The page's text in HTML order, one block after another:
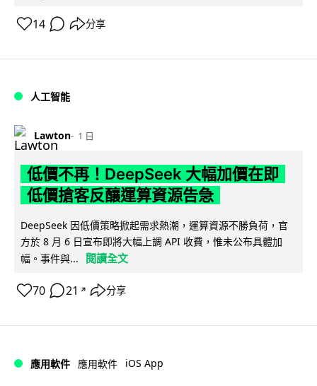
14 分享
人工智能
Lawton 1 日
低價不再！DeepSeek 大幅加價在即
低價搶客反釀運算資源告急
DeepSeek 因低價策略掀起需求熱潮，運算資源不勝負荷，官
方於 8 月 6 日宣布即將大幅上調 API 收費，惟未公布具體加
幅。事件與...
閱讀全文
70 21 ↗ 分享
應用軟件 應用軟件 iOS App